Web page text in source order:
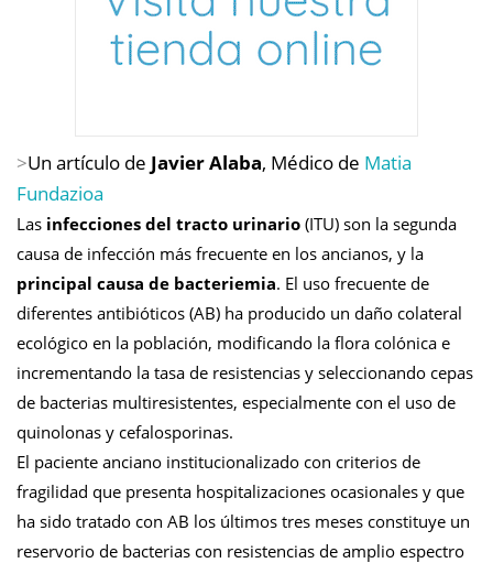
>Un artículo de Javier Alaba, Médico de Matia
Fundazioa
Las infecciones del tracto urinario (ITU) son la segunda
causa de infección más frecuente en los ancianos, y la
principal causa de bacteriemia. El uso frecuente de
diferentes antibióticos (AB) ha producido un daño colateral
ecológico en la población, modificando la flora colónica e
incrementando la tasa de resistencias y seleccionando cepas
de bacterias multiresistentes, especialmente con el uso de
quinolonas y cefalosporinas.
El paciente anciano institucionalizado con criterios de
fragilidad que presenta hospitalizaciones ocasionales y que
ha sido tratado con AB los últimos tres meses constituye un
reservorio de bacterias con resistencias de amplio espectro